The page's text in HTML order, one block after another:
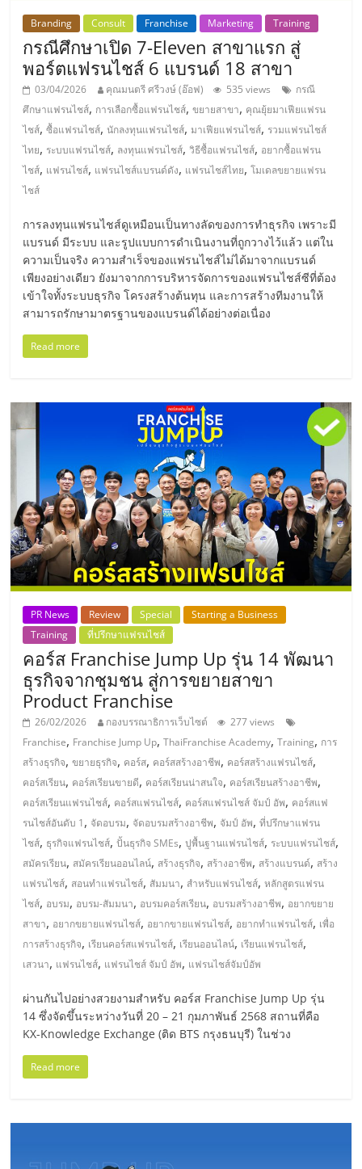
พัฒนา
ระบบ
แฟ
รน
ไชส์"
Branding Consult Franchise Marketing Training
กรณีศึกษาเปิด 7-Eleven สาขาแรก สู่
พอร์ตแฟรนไชส์ 6 แบรนด์ 18 สาขา
03/04/2026 คุณมนตรี ศรีวงษ์ (อ๊อฟ) 535 views
กรณี
ศึกษาแฟรนไชส์, การเลือกซื้อแฟรนไชส์,ขยายสาขา, คุณยุ้ยมาเฟียแฟรน
ไชส์,ซื้อแฟรนไชส์,นักลงทุนแฟรนไชส์,มาเฟียแฟรนไชส์, รวมแฟรนไชส์
ไทย, ระบบแฟรนไชส์, ลงทุนแฟรนไชส์,วิธีซื้อแฟรนไชส์, อยากซื้อแฟรน
ไชส์, แฟรนไชส์, แฟรนไชส์แบรนด์ดัง, แฟรนไชส์ไทย,โมเดลขยายแฟรน
ไชส์
การลงทุนแฟรนไชส์ดูเหมือนเป็นทางลัดของการทำธุรกิจ เพราะมี
แบรนด์ มีระบบ และรูปแบบการดำเนินงานที่ถูกวางไว้แล้ว แต่ใน
ความเป็นจริง ความสำเร็จของแฟรนไชส์ไม่ได้มาจากแบรนด์
เพียงอย่างเดียว ยังมาจากการบริหารจัดการของแฟรนไชส์ซีที่ต้อง
เข้าใจทั้งระบบธุรกิจ โครงสร้างต้นทุน และการสร้างทีมงานให้
สามารถรักษามาตรฐานของแบรนด์ได้อย่างต่อเนื่อง
Read more
PR News Review Special
Starting a Business
Training
ที่ปรึกษาแฟรนไชส์
คอร์ส Franchise Jump Up รุ่น 14 พัฒนา
ธุรกิจจากชุมชน สู่การขยายสาขา
Product Franchise
26/02/2026 กองบรรณาธิการเว็บไซต์
277 views
Franchise, Franchise Jump Up,ThaiFranchise Academy,Training, การ
สร้างธุรกิจ,ขยายธุรกิจ, คอร์ส, คอร์สสร้างอาชีพ, คอร์สสร้างแฟรนไชส์,
คอร์สเรียน, คอร์สเรียนขายดี, คอร์สเรียนน่าสนใจ, คอร์สเรียนสร้างอาชีพ,
คอร์สเรียนแฟรนไชส์, คอร์สแฟรนไชส์, คอร์สแฟรนไชส์ จัมป์ อัพ, คอร์สแฟ
รนไชส์อันดับ 1, จัดอบรม, จัดอบรมสร้างอาชีพ, จัมป์ อัพ,ที่ปรึกษาแฟรน
ไชส์, ธุรกิจแฟรนไชส์,ปั้นธุรกิจ SMEs,ปูพื้นฐานแฟรนไชส์, ระบบแฟรนไชส์,
สมัครเรียน, สมัครเรียนออนไลน์, สร้างธุรกิจ, สร้างอาชีพ, สร้างแบรนด์, สร้าง
แฟรนไชส์, สอนทำแฟรนไชส์, สัมมนา, สำหรับแฟรนไชส์,หลักสูตรแฟรน
ไชส์, อบรม, อบรม-สัมมนา, อบรมคอร์สเรียน, อบรมสร้างอาชีพ, อยากขยาย
สาขา, อยากขยายแฟรนไชส์, อยากขายแฟรนไชส์, อยากทำแฟรนไชส์, เพื่อ
การสร้างธุรกิจ, เรียนคอร์สแฟรนไชส์, เรียนออนไลน์, เรียนแฟรนไชส์,
เสวนา, แฟรนไชส์, แฟรนไชส์ จัมป์ อัพ, แฟรนไชส์จัมป์อัพ
ผ่านกันไปอย่างสวยงามสำหรับ คอร์ส Franchise Jump Up รุ่น
14 ซึ่งจัดขึ้นระหว่างวันที่ 20 – 21 กุมภาพันธ์ 2568 สถานที่คือ
KX-Knowledge Exchange (ติด BTS กรุงธนบุรี) ในช่วง
Read more